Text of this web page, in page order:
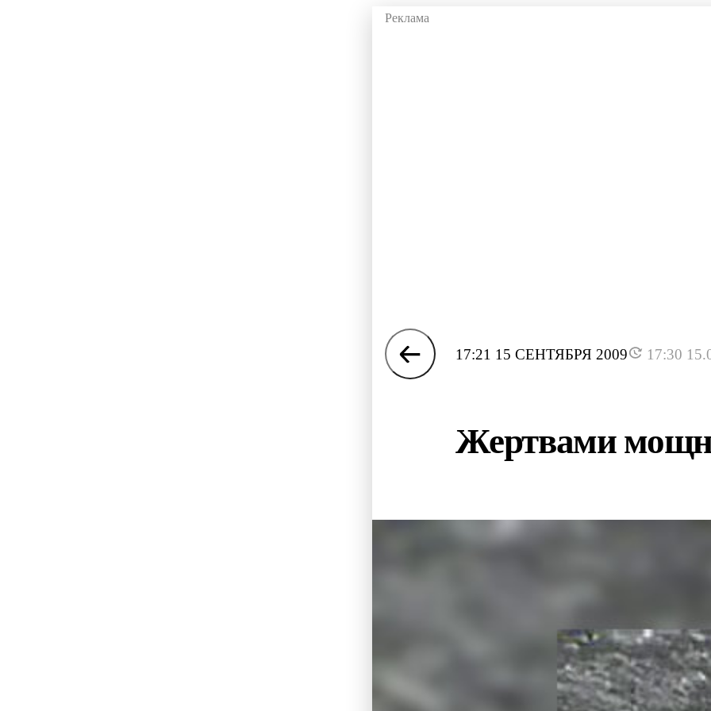
17:21 15 СЕНТЯБРЯ 2009 17:30
Жертвами